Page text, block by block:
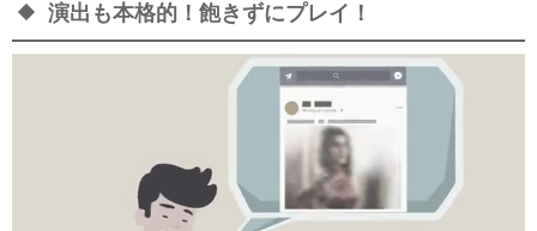
演出も本格的！飽きずにプレイ！